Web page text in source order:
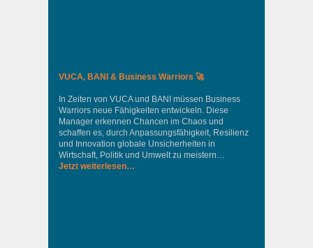
VUCA, BANI & Business Warriors 🚀
In Zeiten von VUCA und BANI müssen Business
Warriors neue Fähigkeiten entwickeln. Diese
Manager erkennen Chancen im Chaos und
schaffen es, durch Anpassungsfähigkeit, Resilienz
und Innovation globale Unsicherheiten in
Wirtschaft, Politik und Umwelt zu meistern…
Jetzt weiterlesen…